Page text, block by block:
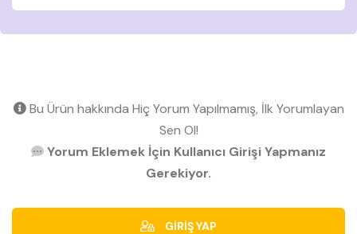
Bu Ürün hakkında Hiç Yorum Yapılmamış, İlk Yorumlayan
Sen Ol!
Yorum Eklemek İçin Kullanıcı Girişi Yapmanız
Gerekiyor.
GİRİŞ YAP